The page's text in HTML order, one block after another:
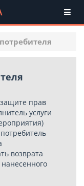
прав
услуги
возврата